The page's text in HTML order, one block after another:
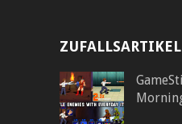
ZUFALLSARTIKEL